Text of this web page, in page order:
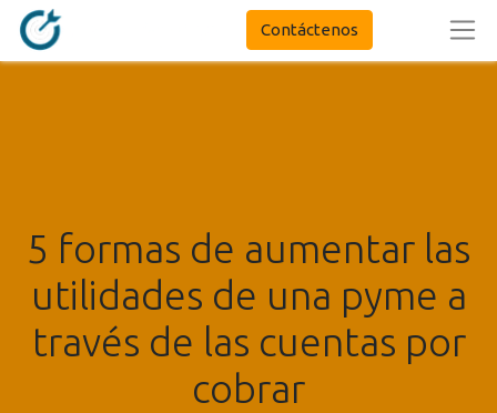
Contáctenos
5 formas de aumentar las
utilidades de una pyme a
través de las cuentas por
cobrar